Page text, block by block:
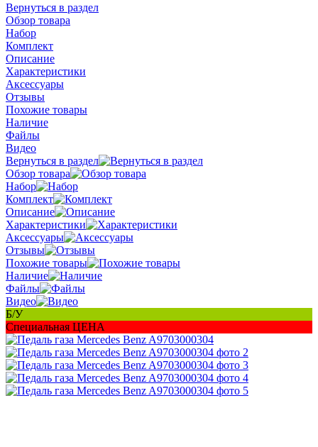
Вернуться в раздел
Обзор товара
Набор
Комплект
Описание
Характеристики
Аксессуары
Отзывы
Похожие товары
Наличие
Файлы
Видео
Вернуться в раздел
Обзор товара
Набор
Комплект
Описание
Характеристики
Аксессуары
Отзывы
Похожие товары
Наличие
Файлы
Видео
Б/У
Специальная ЦЕНА